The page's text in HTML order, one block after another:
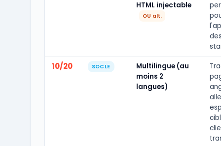
HTML injectable
OU alt.
10/20 SOCLE
Multilingue (au
moins 2
langues)